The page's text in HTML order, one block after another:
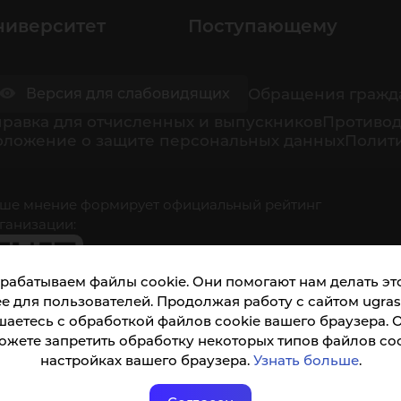
файлы cookie. Они помогают нам делать
для пользователей. Продолжая работу с сайтом
с обработкой файлов cookie вашего браузера.
запретить обработку некоторых типов файлов
настройках вашего браузера. Узнать больше.
Поступающему
мнение формирует официальный рейтинг
доступна по QR-коду, а так же по прямой